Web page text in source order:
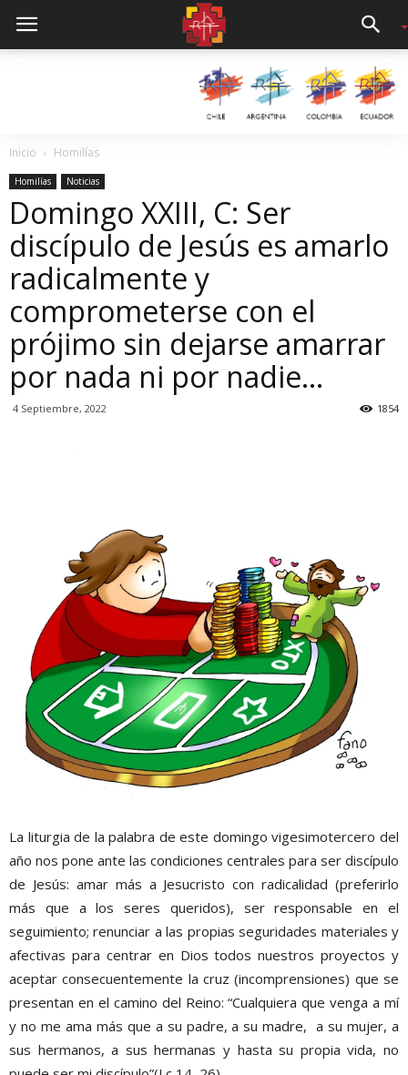
Inicio Homilías
Homilías Noticias
Domingo XXIII, C: Ser
discípulo de Jesús es amarlo
radicalmente y
comprometerse con el
prójimo sin dejarse amarrar
por nada ni por nadie…
4 Septiembre, 2022 1854
La liturgia de la palabra de este domingo vigesimotercero del
año nos pone ante las condiciones centrales para ser discípulo
de Jesús: amar más a Jesucristo con radicalidad (preferirlo
más que a los seres queridos), ser responsable en el
seguimiento; renunciar a las propias seguridades materiales y
afectivas para centrar en Dios todos nuestros proyectos y
aceptar consecuentemente la cruz (incomprensiones) que se
presentan en el camino del Reino: “Cualquiera que venga a mí
y no me ama más que a su padre, a su madre, a su mujer, a
sus hermanos, a sus hermanas y hasta su propia vida, no